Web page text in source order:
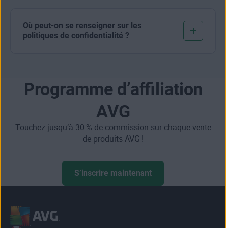
Où peut-on se renseigner sur les
politiques de confidentialité ?
Programme d’affiliation
AVG
Touchez jusqu’à 30 % de commission sur chaque vente
de produits AVG !
S’inscrire maintenant